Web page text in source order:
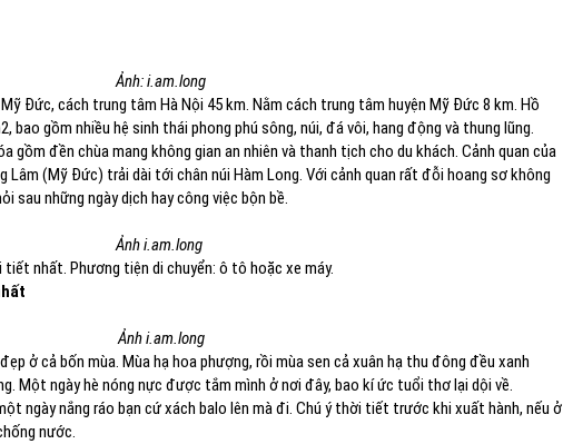
Ảnh: i.am.long
Đức, cách trung tâm Hà Nội 45 km. Nằm cách trung tâm huyện Mỹ Đức 8 km. Hồ
bao gồm nhiều hệ sinh thái phong phú sông, núi, đá vôi, hang động và thung lũng.
gồm đền chùa mang không gian an nhiên và thanh tịch cho du khách. Cảnh quan của
(Mỹ Đức) trải dài tới chân núi Hàm Long. Với cảnh quan rất đỗi hoang sơ không
sau những ngày dịch hay công việc bộn bề.
Ảnh i.am.long
nhất. Phương tiện di chuyển: ô tô hoặc xe máy.
Ảnh i.am.long
ở cả bốn mùa. Mùa hạ hoa phượng, rồi mùa sen cả xuân hạ thu đông đều xanh
Một ngày hè nóng nực được tắm mình ở nơi đây, bao kí ức tuổi thơ lại dội về.
ngày nắng ráo bạn cứ xách balo lên mà đi. Chú ý thời tiết trước khi xuất hành, nếu ở
nước.